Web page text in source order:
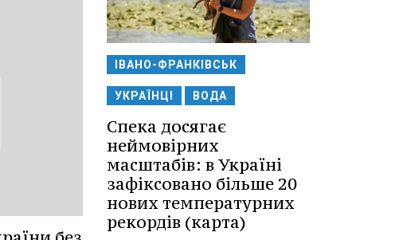
ІВАНО-ФРАНКІВСЬК
УКРАЇНЦІ ВОДА
Спека досягає
неймовірних
масштабів: в Україні
зафіксовано більше 20
нових температурних
рекордів (карта)